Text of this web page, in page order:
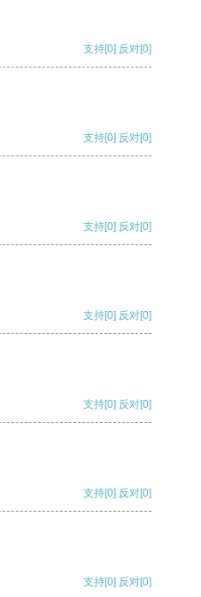
支持[0] 反对[0]
支持[0] 反对[0]
支持[0] 反对[0]
支持[0] 反对[0]
支持[0] 反对[0]
支持[0] 反对[0]
支持[0] 反对[0]